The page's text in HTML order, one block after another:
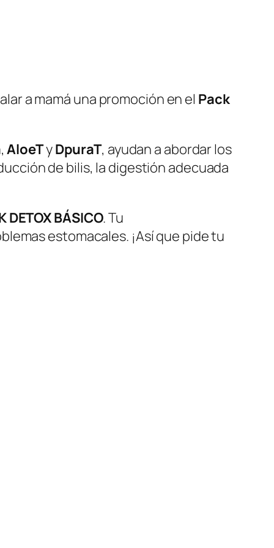
a mamá una promoción en el Pack
,AloeTyDpuraT, ayudan a abordar los
de bilis, la digestión adecuada
DETOX BÁSICO. Tu
estomacales. ¡Así que pide tu